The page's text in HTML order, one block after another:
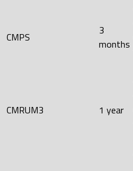
CMPS
3
months
CMRUM3 1 year